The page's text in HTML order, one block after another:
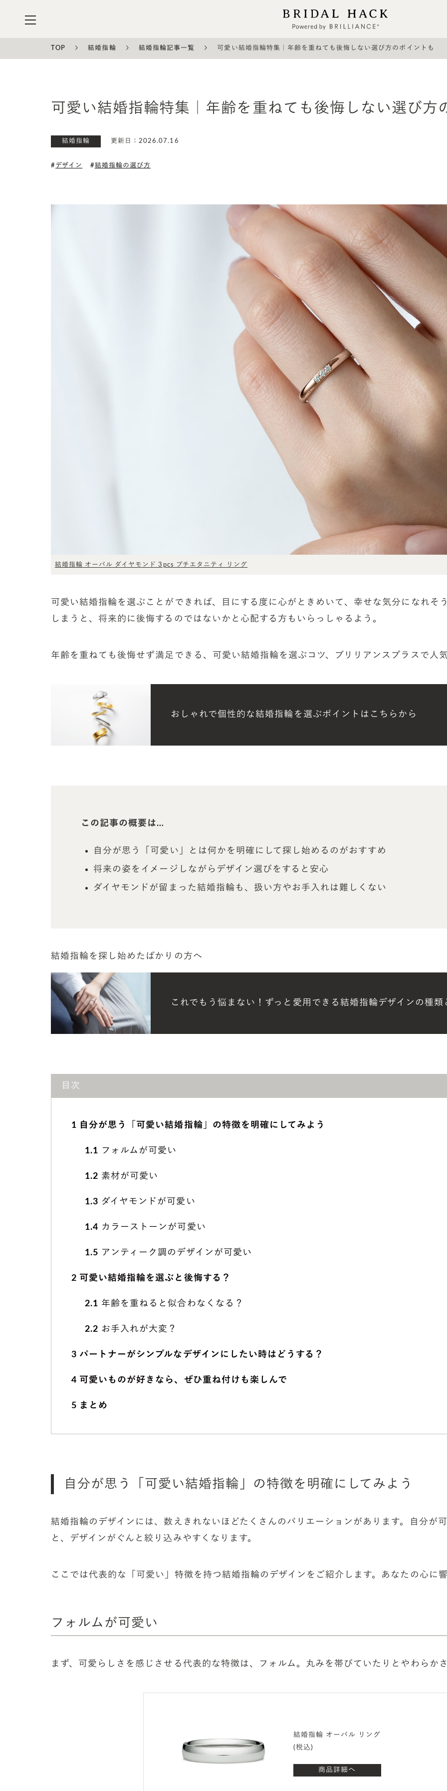
TOP 結婚指輪 結婚指輪記事一覧 可愛い結婚指輪特集｜年齢を重ねても後悔しない選び方のポイントも
可愛い結婚指輪特集｜年齢を重ねても後悔しない選び方
結婚指輪 更新日：2026.07.16
デザイン 結婚指輪の選び方
結婚指輪 オーバル ダイヤモンド 3pcs プチエタニティ リング
可愛い結婚指輪を選ぶことができれば、目にする度に心がときめいて、幸せな気分になれそ
しまうと、将来的に後悔するのではないかと心配する方もいらっしゃるよう。
年齢を重ねても後悔せず満足できる、可愛い結婚指輪を選ぶコツ、ブリリアンスプラスで人
おしゃれで個性的な結婚指輪を選ぶポイントはこちらから
この記事の概要は…
自分が思う「可愛い」とは何かを明確にして探し始めるのがおすすめ
将来の姿をイメージしながらデザイン選びをすると安心
ダイヤモンドが留まった結婚指輪も、扱い方やお手入れは難しくない
結婚指輪を探し始めたばかりの方へ
これでもう悩まない！ずっと愛用できる結婚指輪デザインの種類
目次
1 自分が思う「可愛い結婚指輪」の特徴を明確にしてみよう
1.1 フォルムが可愛い
1.2 素材が可愛い
1.3 ダイヤモンドが可愛い
1.4 カラーストーンが可愛い
1.5 アンティーク調のデザインが可愛い
2 可愛い結婚指輪を選ぶと後悔する？
2.1 年齢を重ねると似合わなくなる？
2.2 お手入れが大変？
3 パートナーがシンプルなデザインにしたい時はどうする？
4 可愛いものが好きなら、ぜひ重ね付けも楽しんで
5 まとめ
自分が思う「可愛い結婚指輪」の特徴を明確にしてみよう
結婚指輪のデザインには、数えきれないほどたくさんのバリエーションがあります。自分が
と、デザインがぐんと絞り込みやすくなります。
ここでは代表的な「可愛い」特徴を持つ結婚指輪のデザインをご紹介します。あなたの心に
フォルムが可愛い
まず、可愛らしさを感じさせる代表的な特徴は、フォルム。丸みを帯びていたりとやわらか
結婚指輪 オーバル リング
(税込)
商品詳細へ